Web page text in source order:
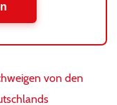
von den